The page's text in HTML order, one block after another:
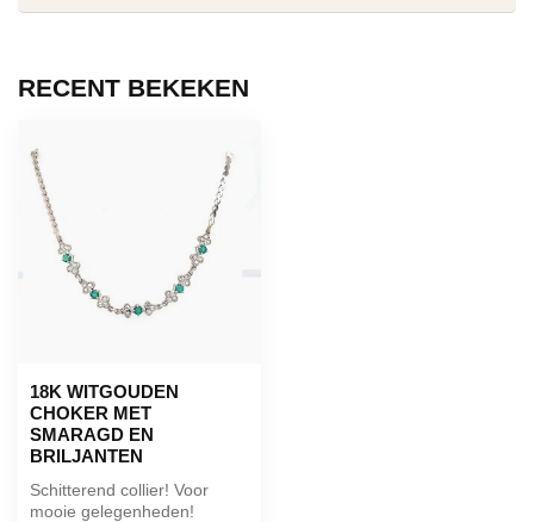
RECENT BEKEKEN
18K WITGOUDEN
CHOKER MET
SMARAGD EN
BRILJANTEN
Schitterend collier! Voor
mooie gelegenheden!